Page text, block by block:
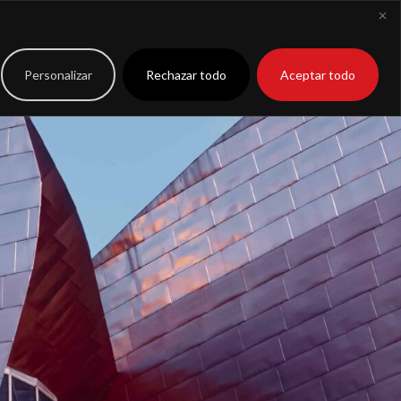
Personalizar Rechazar todo Aceptar todo